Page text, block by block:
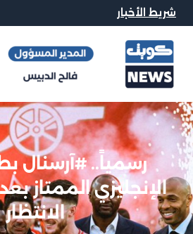
شريط الأخبار
رسمياً.. #آرسنال
الانتظار